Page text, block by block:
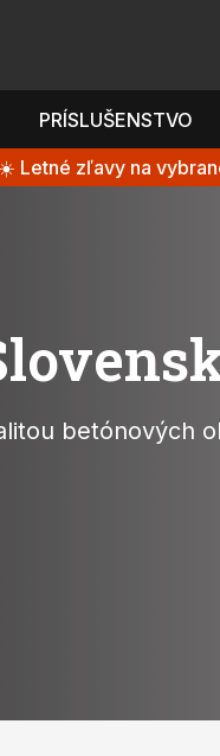
PRÍSLUŠENSTVO
☀️ Letné zľavy na
betónových